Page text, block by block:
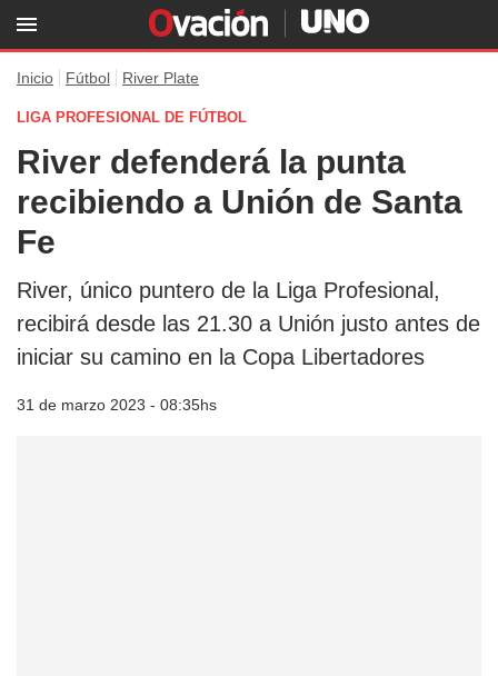
Inicio Fútbol River Plate
LIGA PROFESIONAL DE FÚTBOL
River defenderá la punta
recibiendo a Unión de Santa
Fe
River, único puntero de la Liga Profesional,
recibirá desde las 21.30 a Unión justo antes de
iniciar su camino en la Copa Libertadores
31 de marzo 2023 - 08:35hs